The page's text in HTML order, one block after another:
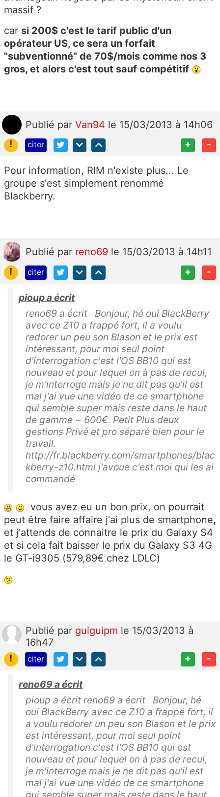
massif ?
car si 200$ c'est le tarif public d'un
opérateur US, ce sera un forfait
"subventionné" de 70$/mois comme nos 3
gros, et alors c'est tout sauf compétitif
Publié par Van94 le 15/03/2013 à 14h06
!
citer + -
Pour information, RIM n'existe plus... Le
groupe s'est simplement renommé
Blackberry.
Publié par reno69 le 15/03/2013 à 14h11
!
citer + -
pioup a écrit
reno69 a écrit Bonjour, hé oui BlackBerry
avec ce Z10 a frappé fort, il a voulu
redorer un peu son Blason et le prix est
intéressant, pour moi seul point
d'interrogation c'est l'OS BB10 qui est
nouveau et pour lequel on à pas de recul,
je m'interroge mais je ne dit pas qu'il est
mal j'ai vue une vidéo de ce smartphone
qui semble super mais reste dans le haut
de gamme ~ 600€. Petit Plus deux
gestions Privé et pro séparé bien pour le
travail.
http://fr.blackberry.com/smartphones/blac
kberry-z10.html j'avoue c'est moi qui les ai
commandé
vous avez eu un bon prix, on pourrait
peut être faire affaire j'ai plus de smartphone,
et j'attends de connaitre le prix du Galaxy S4
et si cela fait baisser le prix du Galaxy S3 4G
le GT-i9305 (579,89€ chez LDLC)
Publié par guiguipm le 15/03/2013 à
16h47
!
citer + -
reno69 a écrit
pioup a écrit reno69 a écrit Bonjour, hé
oui BlackBerry avec ce Z10 a frappé fort, il
a voulu redorer un peu son Blason et le prix
est intéressant, pour moi seul point
d'interrogation c'est l'OS BB10 qui est
nouveau et pour lequel on à pas de recul,
je m'interroge mais je ne dit pas qu'il est
mal j'ai vue une vidéo de ce smartphone
qui semble super mais reste dans le haut